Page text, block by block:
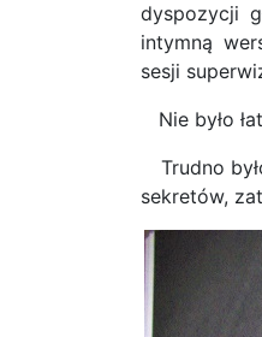
dyspozycji
intymną
sesji
Nie było
Trudno
sekretów,